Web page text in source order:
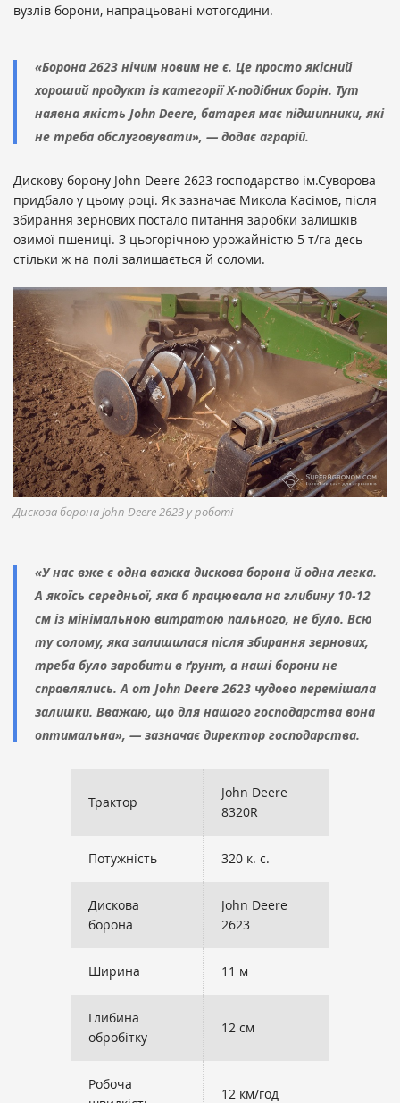
вузлів борони, напрацьовані мотогодини.
«Борона 2623 нічим новим не є. Це просто якісний
хороший продукт із категорії Х-подібних борін. Тут
наявна якість John Deere, батарея має підшипники, які
не треба обслуговувати», — додає аграрій.
Дискову борону John Deere 2623 господарство ім.Суворова
придбало у цьому році. Як зазначає Микола Касімов, після
збирання зернових постало питання заробки залишків
озимої пшениці. З цьогорічною урожайністю 5 т/га десь
стільки ж на полі залишається й соломи.
Дискова борона John Deere 2623 у роботі
«У нас вже є одна важка дискова борона й одна легка.
А якоїсь середньої, яка б працювала на глибину 10-12
см із мінімальною витратою пального, не було. Всю
ту солому, яка залишилася після збирання зернових,
треба було заробити в ґрунт, а наші борони не
справлялись. А от John Deere 2623 чудово перемішала
залишки. Вважаю, що для нашого господарства вона
оптимальна», — зазначає директор господарства.
Трактор
John Deere
8320R
Потужність 320 к. с.
Дискова
борона
John Deere
2623
Ширина 11 м
Глибина
обробітку
12 см
Робоча
12 км/год